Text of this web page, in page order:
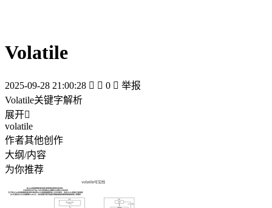
Volatile
2025-09-28 21:00:28   0  举报
Volatile关键字解析
展开
volatile
作者其他创作
大纲/内容
为你推荐